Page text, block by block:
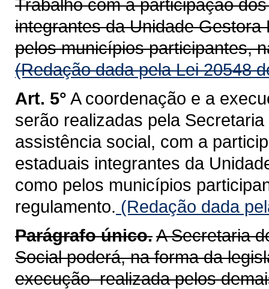
Trabalho com a participação
integrantes da Unidade
pelos municípios participantes,
(Redação dada pela Lei 20548
Art. 5° A coordenação e a
serão realizadas pela
assistência social, com a
estaduais integrantes da
como pelos municípios
regulamento. (Redação dada
Parágrafo único.A Secretaria
Social poderá, na forma da
execução realizada pelos